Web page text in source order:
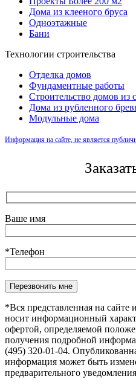
Дома из клееного бруса
Одноэтажные
Бани
Технологии строительства
Отделка домов
Фундаментные работы
Строительство домов из
Дома из рубленного
Модульные дома
Информация на сайте, не является
Ваше имя
*Телефон
Оставьте это поле пустым.
*Вся представленная на
носит информационный
офертой, определяемой
получения подробной
(495) 320-01-04.
информация может быть
предварительного